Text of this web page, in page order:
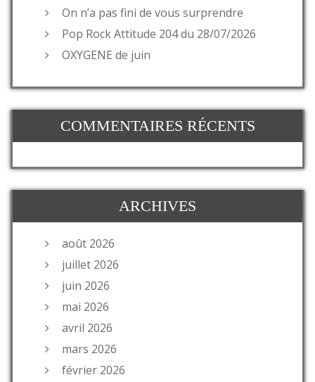
On n’a pas fini de vous surprendre
Pop Rock Attitude 204 du 28/07/2026
OXYGENE de juin
COMMENTAIRES RÉCENTS
ARCHIVES
août 2026
juillet 2026
juin 2026
mai 2026
avril 2026
mars 2026
février 2026